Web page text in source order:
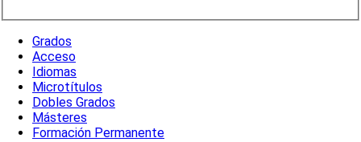
Grados
Acceso
Idiomas
Microtítulos
Dobles Grados
Másteres
Formación Permanente